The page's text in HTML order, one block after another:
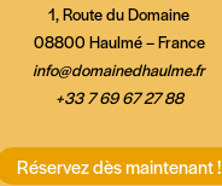
1, Route du Domaine
08800 Haulmé – France
info@domainedhaulme.fr
+33 7 69 67 27 88
Réservez dès maintenant !